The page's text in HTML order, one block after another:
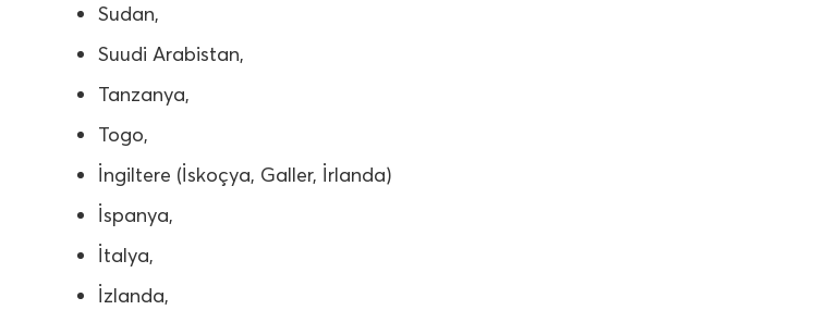
Sudan,
Suudi Arabistan,
Tanzanya,
Togo,
İngiltere (İskoçya, Galler, İrlanda)
İspanya,
İtalya,
İzlanda,